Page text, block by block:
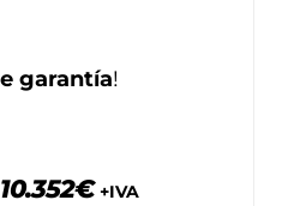
garantía!
+IVA